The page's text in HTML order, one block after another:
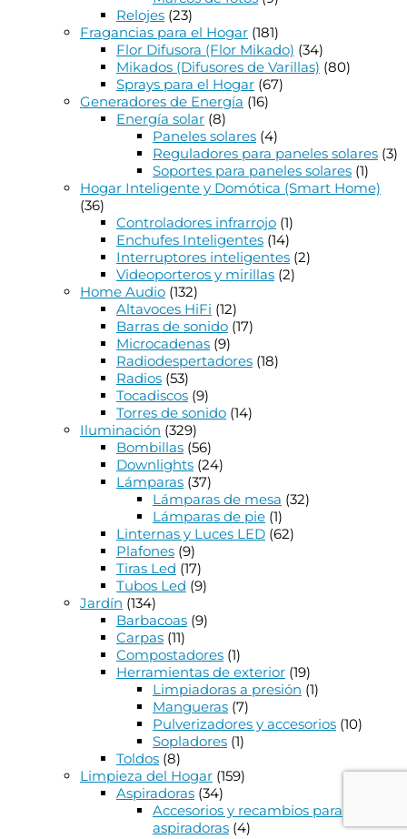
Relojes (23)
Fragancias para el Hogar (181)
Flor Difusora (Flor Mikado) (34)
Mikados (Difusores de Varillas) (80)
Sprays para el Hogar (67)
Generadores de Energía (16)
Energía solar (8)
Paneles solares (4)
Reguladores para paneles solares (3)
Soportes para paneles solares (1)
Hogar Inteligente y Domótica (Smart Home)
(36)
Controladores infrarrojo (1)
Enchufes Inteligentes (14)
Interruptores inteligentes (2)
Videoporteros y mirillas (2)
Home Audio (132)
Altavoces HiFi (12)
Barras de sonido (17)
Microcadenas (9)
Radiodespertadores (18)
Radios (53)
Tocadiscos (9)
Torres de sonido (14)
Iluminación (329)
Bombillas (56)
Downlights (24)
Lámparas (37)
Lámparas de mesa (32)
Lámparas de pie (1)
Linternas y Luces LED (62)
Plafones (9)
Tiras Led (17)
Tubos Led (9)
Jardín (134)
Barbacoas (9)
Carpas (11)
Compostadores (1)
Herramientas de exterior (19)
Limpiadoras a presión (1)
Mangueras (7)
Pulverizadores y accesorios (10)
Sopladores (1)
Toldos (8)
Limpieza del Hogar (159)
Aspiradoras (34)
Accesorios y recambios para
aspiradoras (4)